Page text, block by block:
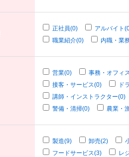
正社員(0)
アルバイト
職業紹介(0)
内職・業
営業(0)
事務・オフィ
接客・サービス(0)
ド
講師・インストラクター(0)
警備・清掃(0)
農業・
製造(9) 卸売(2)
フードサービス(3)
レ